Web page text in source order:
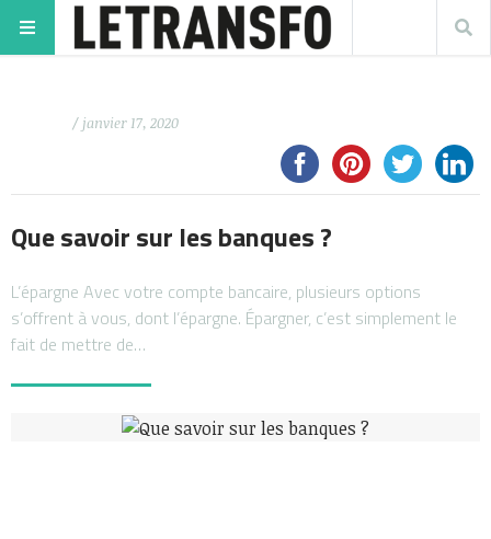
/ janvier 17, 2020
Que savoir sur les banques ?
L’épargne Avec votre compte bancaire, plusieurs options
s’offrent à vous, dont l’épargne. Épargner, c’est simplement le
fait de mettre de…